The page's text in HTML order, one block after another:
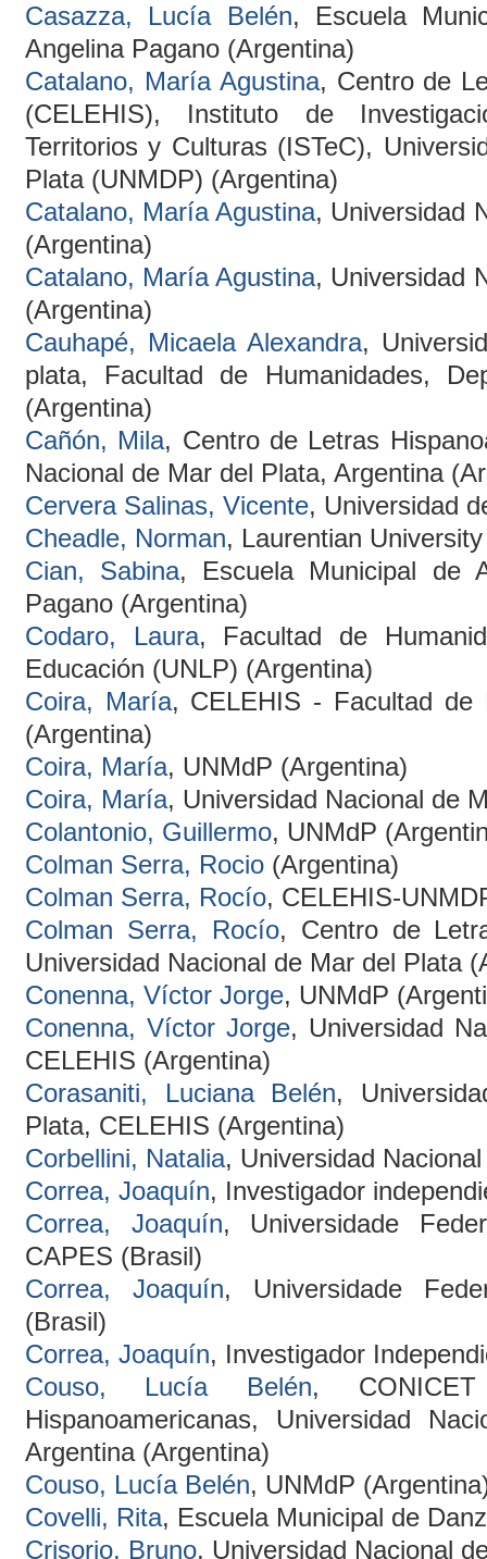
Casazza, Lucía Belén, Escuela
Angelina Pagano (Argentina)
Catalano, María Agustina, Centro de
(CELEHIS), Instituto de
Territorios y Culturas (ISTeC),
Plata (UNMDP) (Argentina)
Catalano, María Agustina, Universidad
(Argentina)
Catalano, María Agustina, Universidad
(Argentina)
Cauhapé, Micaela Alexandra,
plata, Facultad de Humanidades,
(Argentina)
Cañón, Mila, Centro de Letras
Nacional de Mar del Plata, Argentina
Cervera Salinas, Vicente, Universidad
Cheadle, Norman, Laurentian
Cian, Sabina, Escuela Municipal de
Pagano (Argentina)
Codaro, Laura, Facultad de
Educación (UNLP) (Argentina)
Coira, María, CELEHIS - Facultad de
(Argentina)
Coira, María, UNMdP (Argentina)
Coira, María, Universidad Nacional de
Colantonio, Guillermo, UNMdP
Colman Serra, Rocio(Argentina)
Colman Serra, Rocío, CELEHIS-
Colman Serra, Rocío, Centro de
Universidad Nacional de Mar del Plata
Conenna, Víctor Jorge, UNMdP
Conenna, Víctor Jorge, Universidad
CELEHIS (Argentina)
Corasaniti, Luciana Belén,
Plata, CELEHIS (Argentina)
Corbellini, Natalia, Universidad
Correa, Joaquín, Investigador
Correa, Joaquín, Universidade
CAPES (Brasil)
Correa, Joaquín, Universidade
(Brasil)
Correa, Joaquín, Investigador
Couso, Lucía Belén,
Hispanoamericanas, Universidad
Argentina (Argentina)
Couso, Lucía Belén, UNMdP
Covelli, Rita, Escuela Municipal de
Crisorio, Bruno, Universidad Nacional